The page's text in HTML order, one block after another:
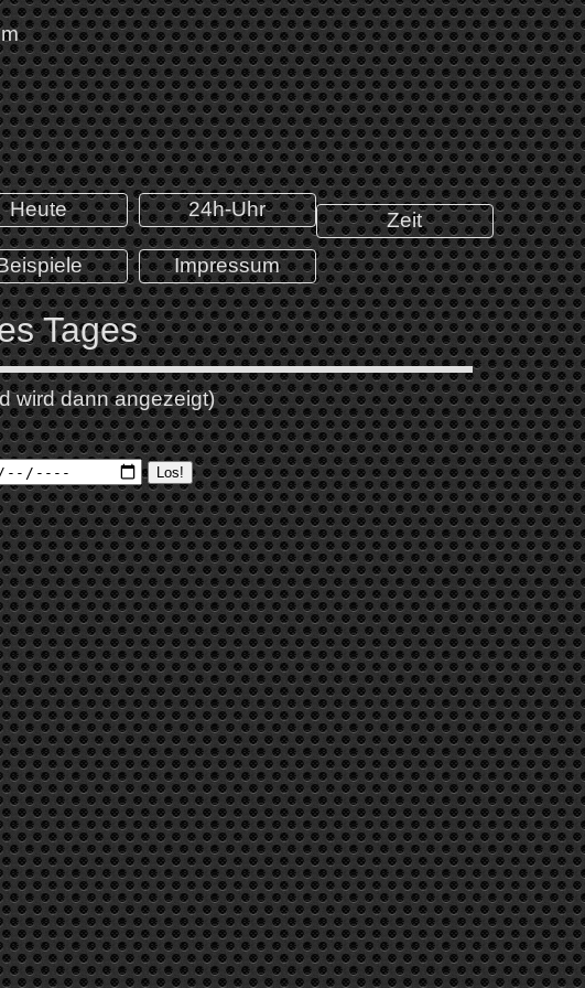
Heute 24h-Uhr
Zeit
Impressum
Tages
wird dann angezeigt)